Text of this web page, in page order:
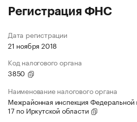
Регистрация ФНС
Дата регистрации
21 ноября 2018
Код налогового органа
3850
Наименование налогового органа
Межрайонная инспекция
17 по Иркутской области